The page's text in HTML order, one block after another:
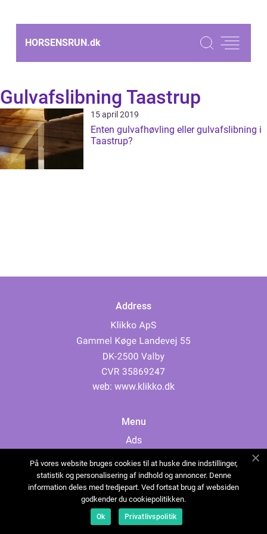
HORSENSRUN.dk
Gulvafslibning Taastrup
15 april 2019
Enten gulvafhøvling eller gulvafslibning i
Taastrup?
Address
web: www.klikko.dk
Menu
Ads
Cookies
Contact
Sitemap
På vores website bruges cookies til at huske dine indstillinger,
statistik og personalisering af indhold og annoncer. Denne
information deles med tredjepart. Ved fortsat brug af websiden
godkender du cookiepolitikken.
Ok Privatlivspolitik